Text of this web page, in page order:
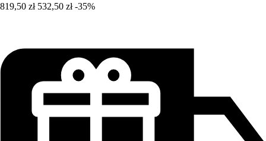
819,50 zł 532,50 zł -35%